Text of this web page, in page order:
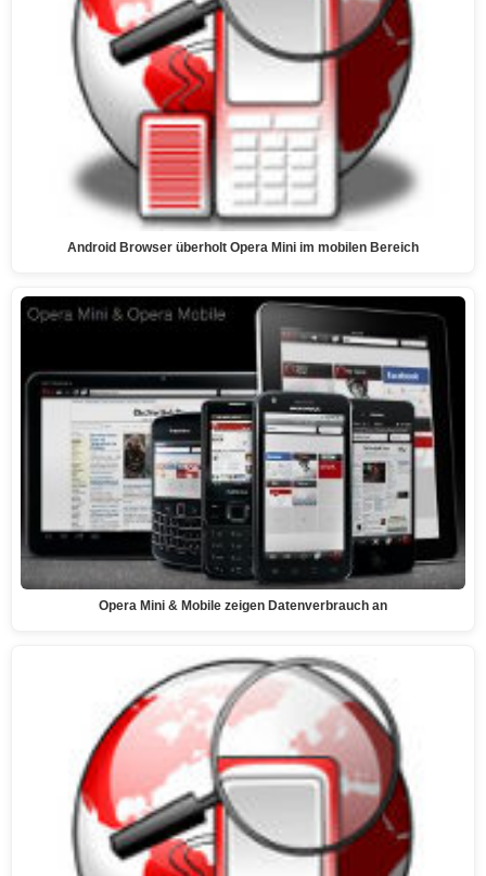
Android Browser überholt Opera Mini im mobilen Bereich
Opera Mini & Mobile zeigen Datenverbrauch an